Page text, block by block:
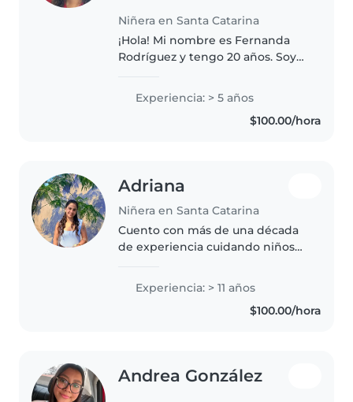
Niñera en Santa Catarina
¡Hola! Mi nombre es Fernanda
Rodríguez y tengo 20 años. Soy
a los niños. Siempre he
disfrutado convivir con ellos,
apoyarlos en su desarrollo y
Experiencia: > 5 años
$100.00/hora
Adriana
Niñera en Santa Catarina
Cuento con más de una década
de experiencia cuidando niños
formación en licenciatura en
Psicología. Me encanta estimular
su creatividad con arte, música y..
Experiencia: > 11 años
$100.00/hora
Andrea González